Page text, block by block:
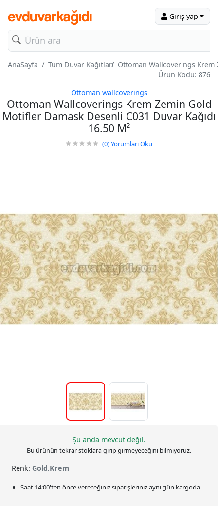
Giriş yap
AnaSayfa Tüm Duvar Kağıtları Ottoman Wallcoverings Krem
Ürün Kodu: 876
Ottoman wallcoverings
Ottoman Wallcoverings Krem Zemin Gold
Motifler Damask Desenli C031 Duvar Kağıdı
16.50 M²
(0)Yorumları Oku
Şu anda mevcut değil.
Bu ürünün tekrar stoklara girip girmeyeceğini bilmiyoruz.
Renk: Gold,Krem
Saat 14:00'ten önce vereceğiniz siparişlerinizaynı gün kargoda.